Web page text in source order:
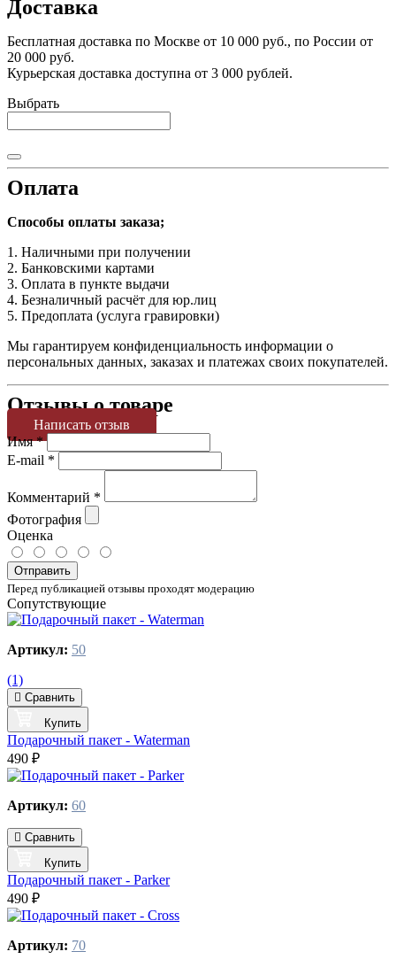
Доставка
Бесплатная доставка по Москве от 10 000 руб., по России от
20 000 руб.
Курьерская доставка доступна от 3 000 рублей.
Выбрать
Оплата
Способы оплаты заказа;
1. Наличными при получении
2. Банковскими картами
3. Оплата в пункте выдачи
4. Безналичный расчёт для юр.лиц
5. Предоплата (услуга гравировки)
Мы гарантируем конфиденциальность информации о
персональных данных, заказах и платежах своих покупателей.
Отзывы о товаре
Написать отзыв
Имя*
E-mail *
Комментарий *
Фотография
Оценка
Отправить
Перед публикацией отзывы проходят модерацию
Сопутствующие
Артикул: 50
(1)
Сравнить
Купить
Подарочный пакет - Waterman
490 ₽
Артикул: 60
Сравнить
Купить
Подарочный пакет - Parker
490 ₽
Артикул: 70